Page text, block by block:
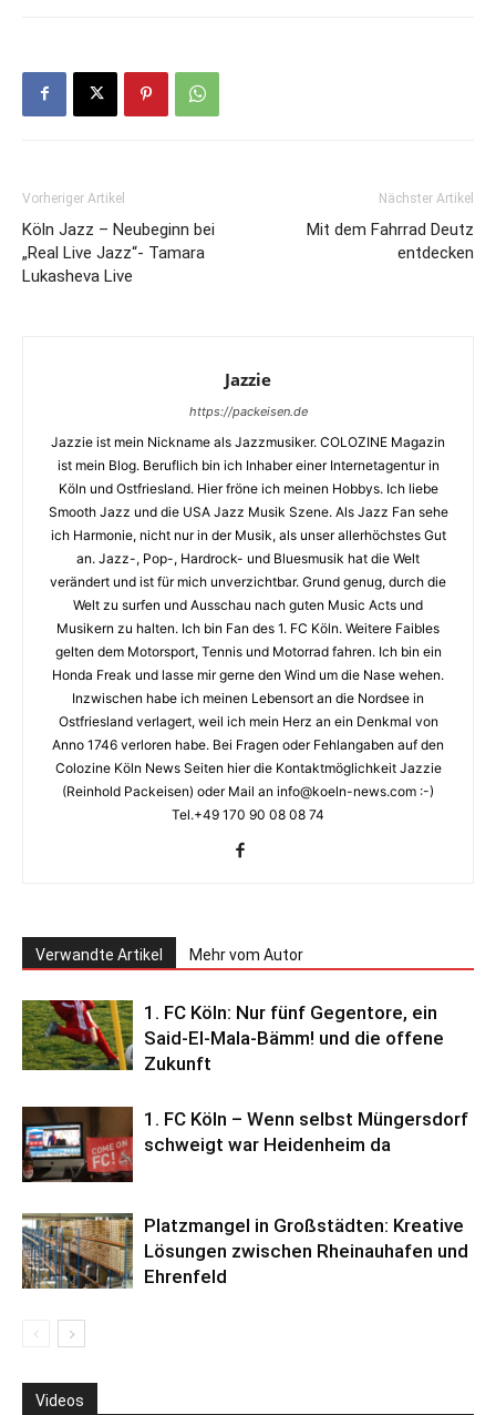
Vorheriger Artikel
Köln Jazz – Neubeginn bei
„Real Live Jazz“- Tamara
Lukasheva Live
Nächster Artikel
Mit dem Fahrrad Deutz
entdecken
Jazzie
https://packeisen.de
Jazzie ist mein Nickname als Jazzmusiker. COLOZINE Magazin
ist mein Blog. Beruflich bin ich Inhaber einer Internetagentur in
Köln und Ostfriesland. Hier fröne ich meinen Hobbys. Ich liebe
Smooth Jazz und die USA Jazz Musik Szene. Als Jazz Fan sehe
ich Harmonie, nicht nur in der Musik, als unser allerhöchstes Gut
an. Jazz-, Pop-, Hardrock- und Bluesmusik hat die Welt
verändert und ist für mich unverzichtbar. Grund genug, durch die
Welt zu surfen und Ausschau nach guten Music Acts und
Musikern zu halten. Ich bin Fan des 1. FC Köln. Weitere Faibles
gelten dem Motorsport, Tennis und Motorrad fahren. Ich bin ein
Honda Freak und lasse mir gerne den Wind um die Nase wehen.
Inzwischen habe ich meinen Lebensort an die Nordsee in
Ostfriesland verlagert, weil ich mein Herz an ein Denkmal von
Anno 1746 verloren habe. Bei Fragen oder Fehlangaben auf den
Colozine Köln News Seiten hier die Kontaktmöglichkeit Jazzie
(Reinhold Packeisen) oder Mail an info@koeln-news.com :-)
Tel.+49 170 90 08 08 74
Verwandte Artikel Mehr vom Autor
1. FC Köln: Nur fünf Gegentore, ein
Said-El-Mala-Bämm! und die offene
Zukunft
1. FC Köln – Wenn selbst Müngersdorf
schweigt war Heidenheim da
Platzmangel in Großstädten: Kreative
Lösungen zwischen Rheinauhafen und
Ehrenfeld
Videos